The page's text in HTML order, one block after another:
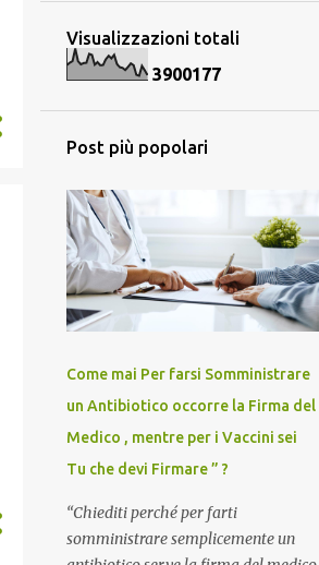
aprile 2025
dicembre 2024
novembre 2024
46
ottobre 2024
52
settembre 2024
68
luglio 2024
giugno 2024
59
maggio 2024
aprile 2024
marzo 2024
36
Visualizzazioni totali
3900177
Post più popolari
Come mai Per farsi Somministrare
un Antibiotico occorre la Firma del
Medico , mentre per i Vaccini sei
Tu che devi Firmare ” ?
“Chiediti perché per farti
somministrare semplicemente un